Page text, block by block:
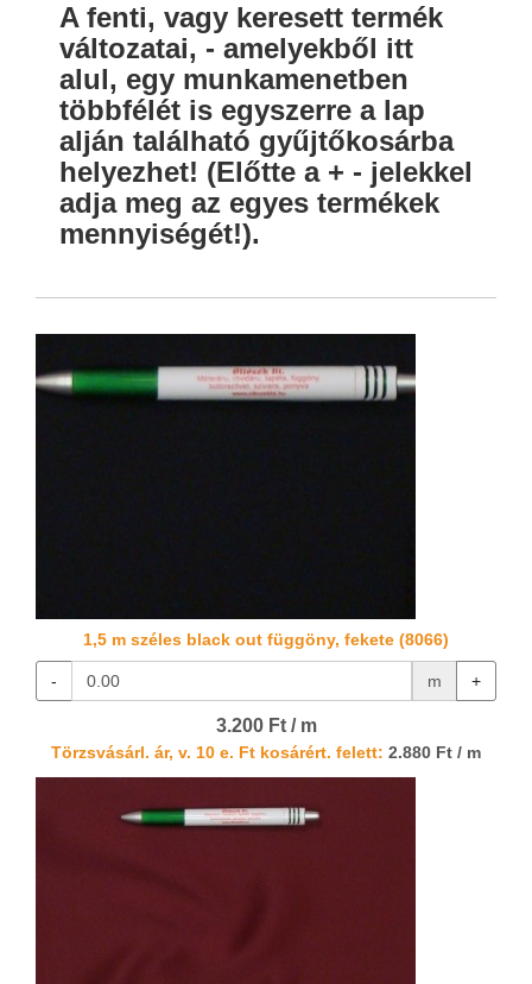
A fenti, vagy keresett termék
változatai, - amelyekből itt
alul, egy munkamenetben
többfélét is egyszerre a lap
alján található gyűjtőkosárba
helyezhet! (Előtte a + - jelekkel
adja meg az egyes termékek
mennyiségét!).
1,5 m széles black out függöny, fekete (8066)
- m +
3.200 Ft / m
Törzsvásárl. ár, v. 10 e. Ft kosárért. felett: 2.880 Ft / m